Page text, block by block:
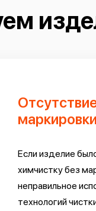
маркировки
Если изделие
химчистку без
неправильное
технологий